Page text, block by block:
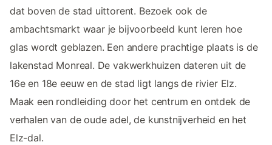
dat boven de stad uittorent. Bezoek ook de
ambachtsmarkt waar je bijvoorbeeld kunt leren hoe
glas wordt geblazen. Een andere prachtige plaats is de
lakenstad Monreal. De vakwerkhuizen dateren uit de
16e en 18e eeuw en de stad ligt langs de rivier Elz.
Maak een rondleiding door het centrum en ontdek de
verhalen van de oude adel, de kunstnijverheid en het
Elz-dal.